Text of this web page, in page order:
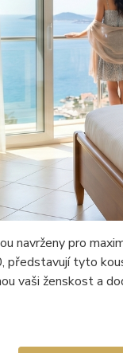
navrženy pro
tyto
vaši ženskost a